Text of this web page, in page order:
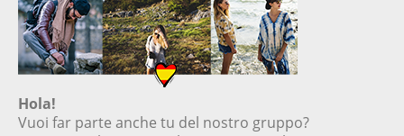
Hola!
Vuoi far parte anche tu del nostro gruppo?